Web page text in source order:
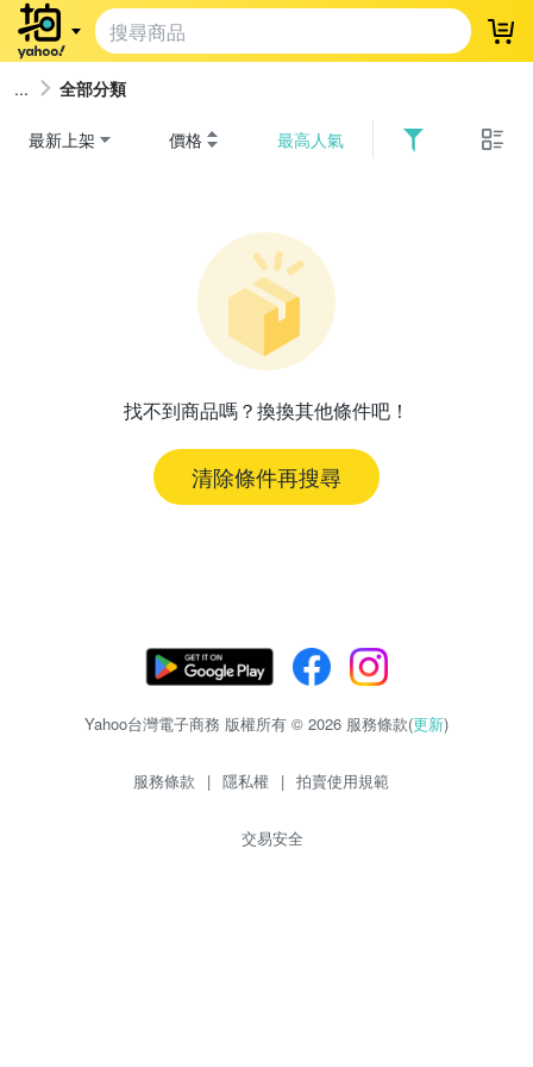
登
全部分類
最新上架 價格 最高人氣
找不到商品嗎？換換其他條件吧！
清除條件再搜尋
Yahoo台灣電子商務 版權所有 © 2026 服務條款(更新)
服務條款 | 隱私權 | 拍賣使用規範
交易安全